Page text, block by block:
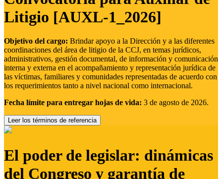
Litigio [AUXL-1_2026]
Objetivo del cargo: Brindar apoyo a la Dirección y a las diferentes
coordinaciones del área de litigio de la CCJ, en temas jurídicos,
administrativos, gestión documental, de información y comunicación
interna y externa en el acompañamiento y representación jurídica de
las víctimas, familiares y comunidades representadas de acuerdo con
los requerimientos tanto a nivel nacional como internacional.
Fecha límite para entregar hojas de vida: 3 de agosto de 2026.
Leer los términos de referencia
El poder de legislar: dinámicas
del Congreso y garantía de